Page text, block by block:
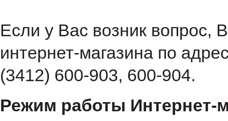
Если у Вас возник вопрос,
интернет-магазина по
(3412) 600-903, 600-904.
Режим работы Интернет-